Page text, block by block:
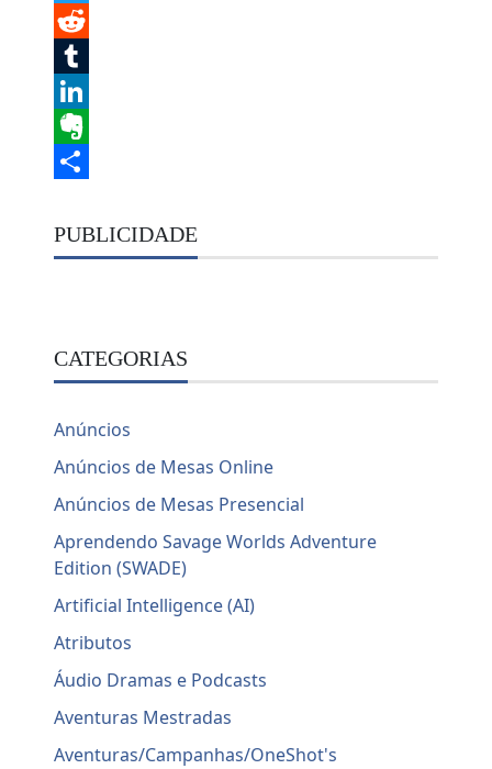
Twitter
Reddit
Tumblr
LinkedIn
Evernote
PUBLICIDADE
CATEGORIAS
Anúncios
Anúncios de Mesas Online
Anúncios de Mesas Presencial
Aprendendo Savage Worlds Adventure
Edition (SWADE)
Artificial Intelligence (AI)
Atributos
Áudio Dramas e Podcasts
Aventuras Mestradas
Aventuras/Campanhas/OneShot's